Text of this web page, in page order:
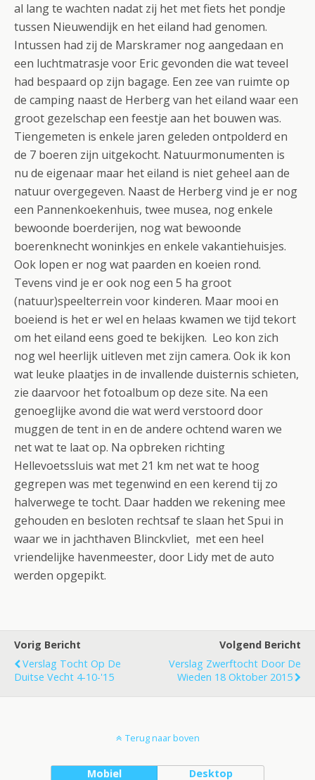
al lang te wachten nadat zij het met fiets het pondje
tussen Nieuwendijk en het eiland had genomen.
Intussen had zij de Marskramer nog aangedaan en
een luchtmatrasje voor Eric gevonden die wat teveel
had bespaard op zijn bagage. Een zee van ruimte op
de camping naast de Herberg van het eiland waar een
groot gezelschap een feestje aan het bouwen was.
Tiengemeten is enkele jaren geleden ontpolderd en
de 7 boeren zijn uitgekocht. Natuurmonumenten is
nu de eigenaar maar het eiland is niet geheel aan de
natuur overgegeven. Naast de Herberg vind je er nog
een Pannenkoekenhuis, twee musea, nog enkele
bewoonde boerderijen, nog wat bewoonde
boerenknecht woninkjes en enkele vakantiehuisjes.
Ook lopen er nog wat paarden en koeien rond.
Tevens vind je er ook nog een 5 ha groot
(natuur)speelterrein voor kinderen. Maar mooi en
boeiend is het er wel en helaas kwamen we tijd tekort
om het eiland eens goed te bekijken. Leo kon zich
nog wel heerlijk uitleven met zijn camera. Ook ik kon
wat leuke plaatjes in de invallende duisternis schieten,
zie daarvoor het fotoalbum op deze site. Na een
genoeglijke avond die wat werd verstoord door
muggen de tent in en de andere ochtend waren we
net wat te laat op. Na opbreken richting
Hellevoetssluis wat met 21 km net wat te hoog
gegrepen was met tegenwind en een kerend tij zo
halverwege te tocht. Daar hadden we rekening mee
gehouden en besloten rechtsaf te slaan het Spui in
waar we in jachthaven Blinckvliet, met een heel
vriendelijke havenmeester, door Lidy met de auto
werden opgepikt.
Vorig Bericht
Verslag Tocht Op De
Duitse Vecht 4-10-'15
Volgend Bericht
Verslag Zwerftocht Door De
Wieden 18 Oktober 2015
Terug naar boven
Mobiel Desktop